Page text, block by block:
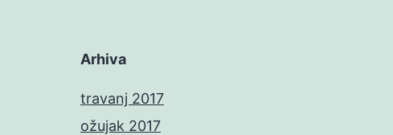
Arhiva
travanj 2017
ožujak 2017